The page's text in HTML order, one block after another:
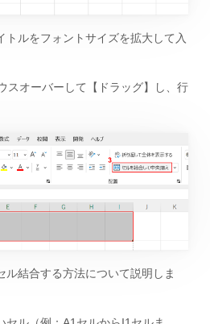
トルをフォントサイズを拡大して入
スオーバーして【ドラッグ】し、行
ル結合する方法について説明しま